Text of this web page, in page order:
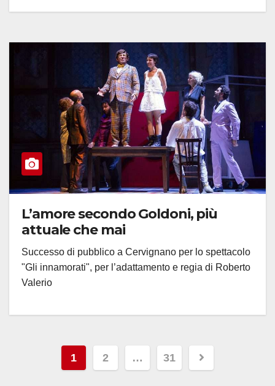
L’amore secondo Goldoni, più
attuale che mai
Successo di pubblico a Cervignano per lo spettacolo
"Gli innamorati", per l’adattamento e regia di Roberto
Valerio
Paginazione
degli
1 2 … 31